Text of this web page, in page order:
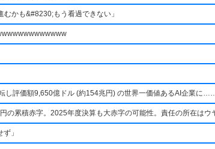
かも&#8230;もう看過できない」
評価額9,650億ドル (約154兆円) の世界一価値あるAI企業に……
の累積赤字。2025年度決算も大赤字の可能性。責任の所在はウ
」